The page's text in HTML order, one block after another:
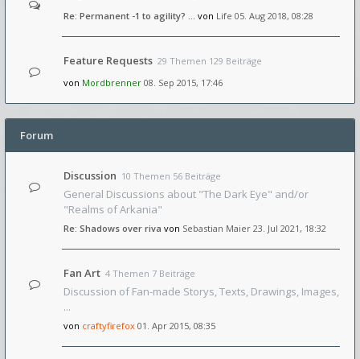
Re: Permanent -1 to agility? … von Life 05. Aug 2018, 08:28
Feature Requests 29 Themen 129 Beiträge
von Mordbrenner 08. Sep 2015, 17:46
Forum
Discussion 10 Themen 56 Beiträge
General Discussions about "The Dark Eye" and/or
"Realms of Arkania"
Re: Shadows over riva von Sebastian Maier 23. Jul 2021, 18:32
Fan Art 4 Themen 7 Beiträge
Discussion of Fan-made Storys, Texts, Drawings, Images,
...
von craftyfirefox 01. Apr 2015, 08:35